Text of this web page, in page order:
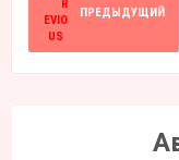
ПРЕДЫДУЩИЙ